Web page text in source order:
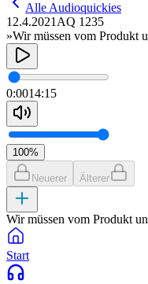
Alle Audioquickies
12.4.2021 AQ 1235
»Wir müssen vom Produkt
0:0014:15
100%
Neuerer Älterer
Wir müssen vom Produkt
Start